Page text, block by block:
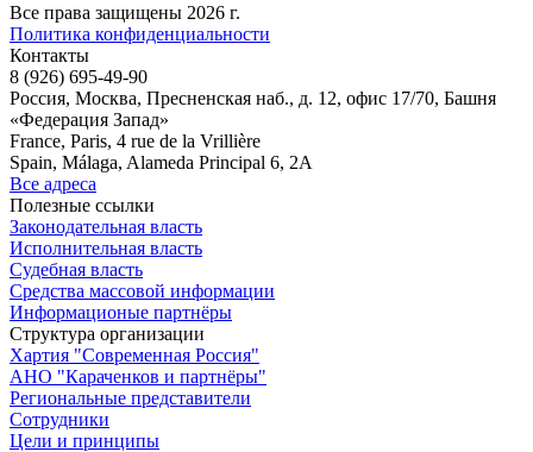
Все права защищены 2026 г.
Политика конфиденциальности
Контакты
8 (926) 695-49-90
Россия, Москва, Пресненская наб., д. 12, офис 17/70, Башня
«Федерация Запад»
France, Paris, 4 rue de la Vrillière
Spain, Málaga, Alameda Principal 6, 2A
Все адреса
Полезные ссылки
Законодательная власть
Исполнительная власть
Судебная власть
Средства массовой информации
Информационые партнёры
Структура организации
Хартия "Современная Россия"
АНО "Караченков и партнёры"
Региональные представители
Сотрудники
Цели и принципы